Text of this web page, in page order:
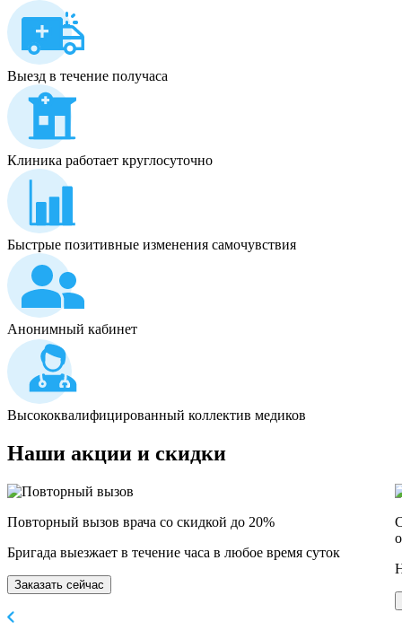
Выезд в течение получаса
Клиника работает круглосуточно
Быстрые позитивные изменения самочувствия
Анонимный кабинет
Высококвалифицированный коллектив медиков
Наши акции и скидки
Повторный вызов врача со скидкой до 20%
Бригада выезжает в течение часа в любое время суток
Заказать сейчас